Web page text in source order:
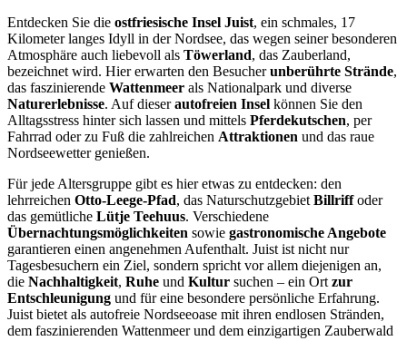
Entdecken Sie die ostfriesische Insel Juist, ein schmales, 17
Kilometer langes Idyll in der Nordsee, das wegen seiner besonderen
Atmosphäre auch liebevoll als Töwerland, das Zauberland,
bezeichnet wird. Hier erwarten den Besucherunberührte Strände,
das faszinierende Wattenmeer als Nationalpark und diverse
Naturerlebnisse. Auf dieserautofreien Insel können Sie den
Alltagsstress hinter sich lassen und mittels Pferdekutschen, per
Fahrrad oder zu Fuß die zahlreichen Attraktionen und das raue
Nordseewetter genießen.
Für jede Altersgruppe gibt es hier etwas zu entdecken: den
lehrreichen Otto-Leege-Pfad, das Naturschutzgebiet Billriffoder
das gemütliche Lütje Teehuus. Verschiedene
Übernachtungsmöglichkeiten sowie gastronomische Angebote
garantieren einen angenehmen Aufenthalt. Juist ist nicht nur
Tagesbesuchern ein Ziel, sondern spricht vor allem diejenigen an,
die Nachhaltigkeit, Ruhe und Kultur suchen – ein Ort zur
Entschleunigung und für eine besondere persönliche Erfahrung.
Juist bietet als autofreie Nordseeoase mit ihren endlosen Stränden,
dem faszinierenden Wattenmeer und dem einzigartigen Zauberwald